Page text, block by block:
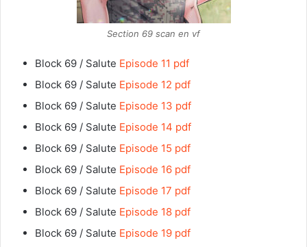
Section 69 scan en vf
Block 69 / Salute Episode 11 pdf
Block 69 / Salute Episode 12 pdf
Block 69 / Salute Episode 13 pdf
Block 69 / Salute Episode 14 pdf
Block 69 / Salute Episode 15 pdf
Block 69 / Salute Episode 16 pdf
Block 69 / Salute Episode 17 pdf
Block 69 / Salute Episode 18 pdf
Block 69 / Salute Episode 19 pdf